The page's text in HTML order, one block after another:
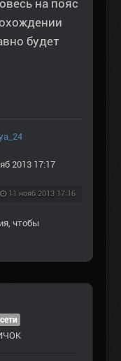
на пояс
будет
2013 17:17
11 нояб 2013 17:16
, чтобы